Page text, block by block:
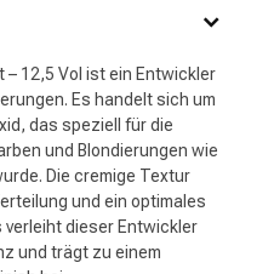
– 12,5 Vol ist ein Entwickler
Es handelt sich um
das speziell für die
und Blondierungen wie
Die cremige Textur
und ein optimales
verleiht dieser Entwickler
und trägt zu einem